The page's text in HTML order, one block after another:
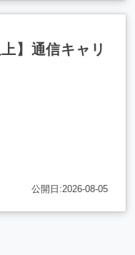
】通信キャリ
公開日:2026-08-05